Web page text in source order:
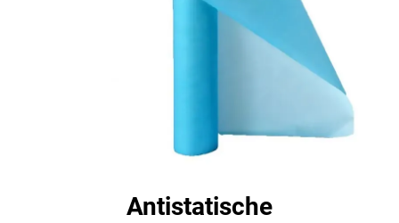
Antistatische